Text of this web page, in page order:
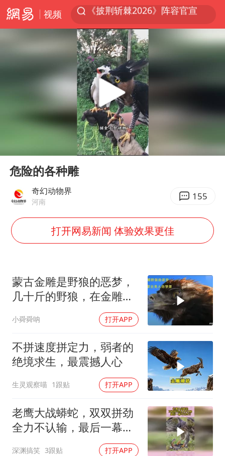
视频
白海豚北上或致京津冀暴雨
上海全力守护市民“菜篮子”
构建更高水平的全民健身公共服务体系
上门女婿出轨女邻居多年被判重婚罪
香港刷新1884年以来最高气温纪录
刘嘉玲晒与周星驰合照
BLG经理辟谣Bin离队
暴雨预报为何有时感觉不准
总书记点赞的非遗苗绣焕发新生机
Play
02:07
危险的各种雕
奇幻动物界
河南 155
打开网易新闻 体验效果更佳
蒙古金雕是野狼的恶梦，
几十斤的野狼，在金雕爪
小舜舜呐 打开APP
不拼速度拼定力，弱者的
绝境求生，最震撼人心
生灵观察喵 1跟贴 打开APP
老鹰大战蟒蛇，双双拼劲
全力不认输，最后一幕吓
深渊搞笑 3跟贴 打开APP